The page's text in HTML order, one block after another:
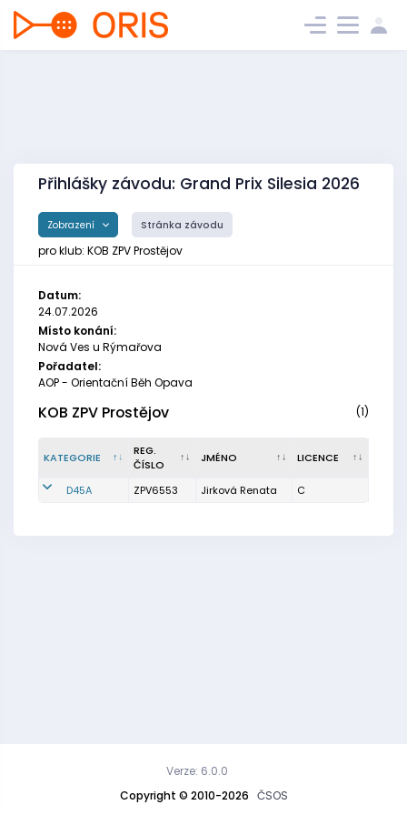
Přihlášky závodu: Grand Prix Silesia 2026
Zobrazení Stránka závodu
pro klub: KOB ZPV Prostějov
Datum:
24.07.2026
Místo konání:
Nová Ves u Rýmařova
Pořadatel:
AOP - Orientační Běh Opava
KOB ZPV Prostějov (1)
KATEGORIE
REG.
ČÍSLO
JMÉNO LICENCE
D45A ZPV6553 Jirková Renata C
Copyright © 2010-2026 ČSOS
Verze: 6.0.0